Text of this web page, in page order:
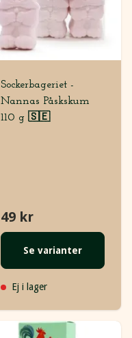
Sockerbageriet -
Nannas Påskskum
110 g 🇸🇪
49 kr
Se varianter
Ej i lager